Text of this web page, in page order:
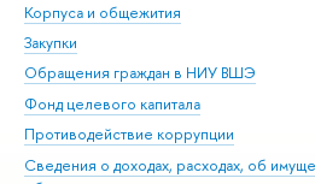
Корпуса и общежития
Закупки
Обращения граждан в НИУ ВШЭ
Фонд целевого капитала
Противодействие коррупции
Сведения о доходах, расходах, об